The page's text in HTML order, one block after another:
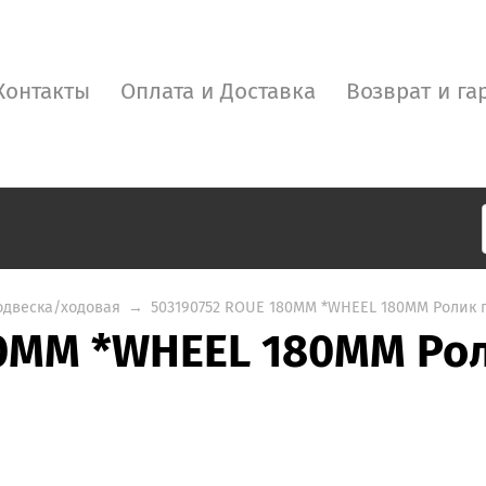
Оплата и Доставка Возврат и
ходовая → 503190752 ROUE 180MM *WHEEL 180MM
*WHEEL 180MM